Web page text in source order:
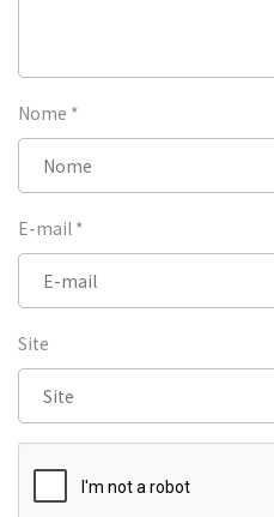
Nome *
E-mail *
Site